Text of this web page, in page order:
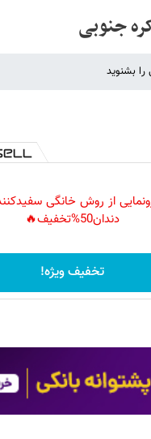
جنوبی
را بشنوید
از روش خانگی
دندان50%تخفیف🔥
تخفیف ویژه!